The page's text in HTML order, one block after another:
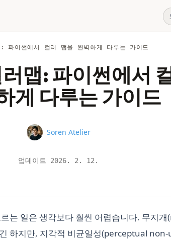
: 파이썬에서 컬러 맵을 완벽하게 다루는 가이드
맵: 파이썬에서
게 다루는 가이드
Name
Soren Atelier
업데이트 2026. 2. 12.
는 일은 생각보다 훨씬 어렵습니다. 무지
하지만, 지각적 비균일성(perceptual